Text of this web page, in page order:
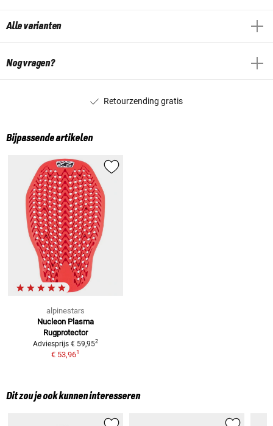
Alle varianten
Nog vragen?
Retourzending gratis
Bijpassende artikelen
alpinestars
Nucleon Plasma
Rugprotector
Adviesprijs € 59,952
€ 53,961
Dit zou je ook kunnen interesseren